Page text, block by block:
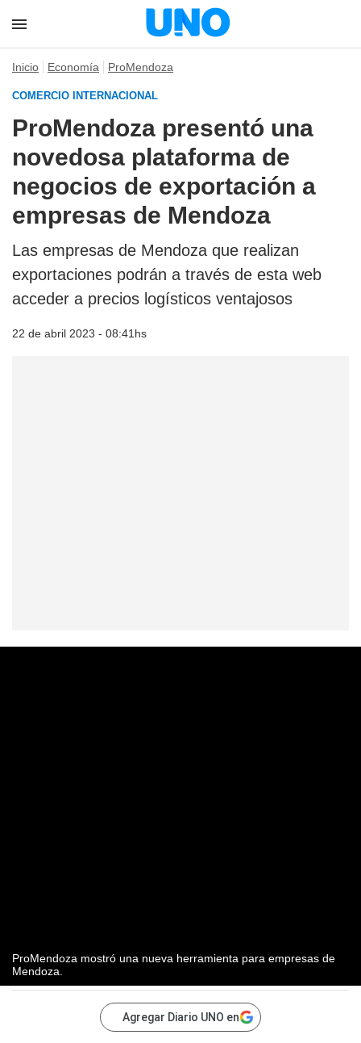
Inicio Economía ProMendoza
COMERCIO INTERNACIONAL
ProMendoza presentó una
novedosa plataforma de
negocios de exportación a
empresas de Mendoza
Las empresas de Mendoza que realizan
exportaciones podrán a través de esta web
acceder a precios logísticos ventajosos
22 de abril 2023 - 08:41hs
ProMendoza mostró una nueva herramienta para empresas de
Mendoza.
Agregar Diario UNO en